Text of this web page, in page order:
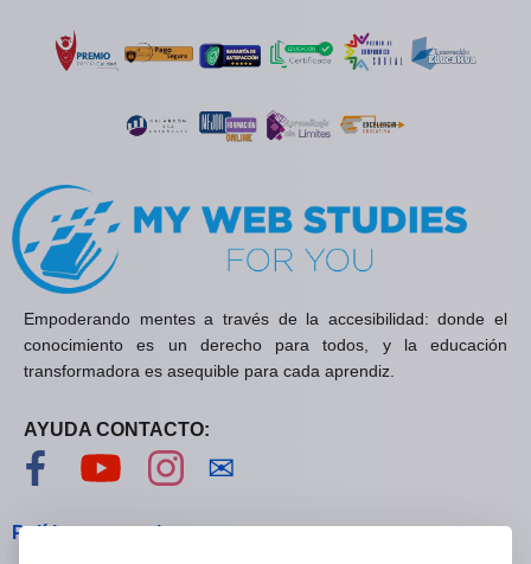
Empoderando mentes a través de la accesibilidad: donde el
conocimiento es un derecho para todos, y la educación
transformadora es asequible para cada aprendiz.
AYUDA CONTACTO:
Visítanos en Facebook
Visítanos en YouTube
Visítanos en Instagram
✉
Políticas generales